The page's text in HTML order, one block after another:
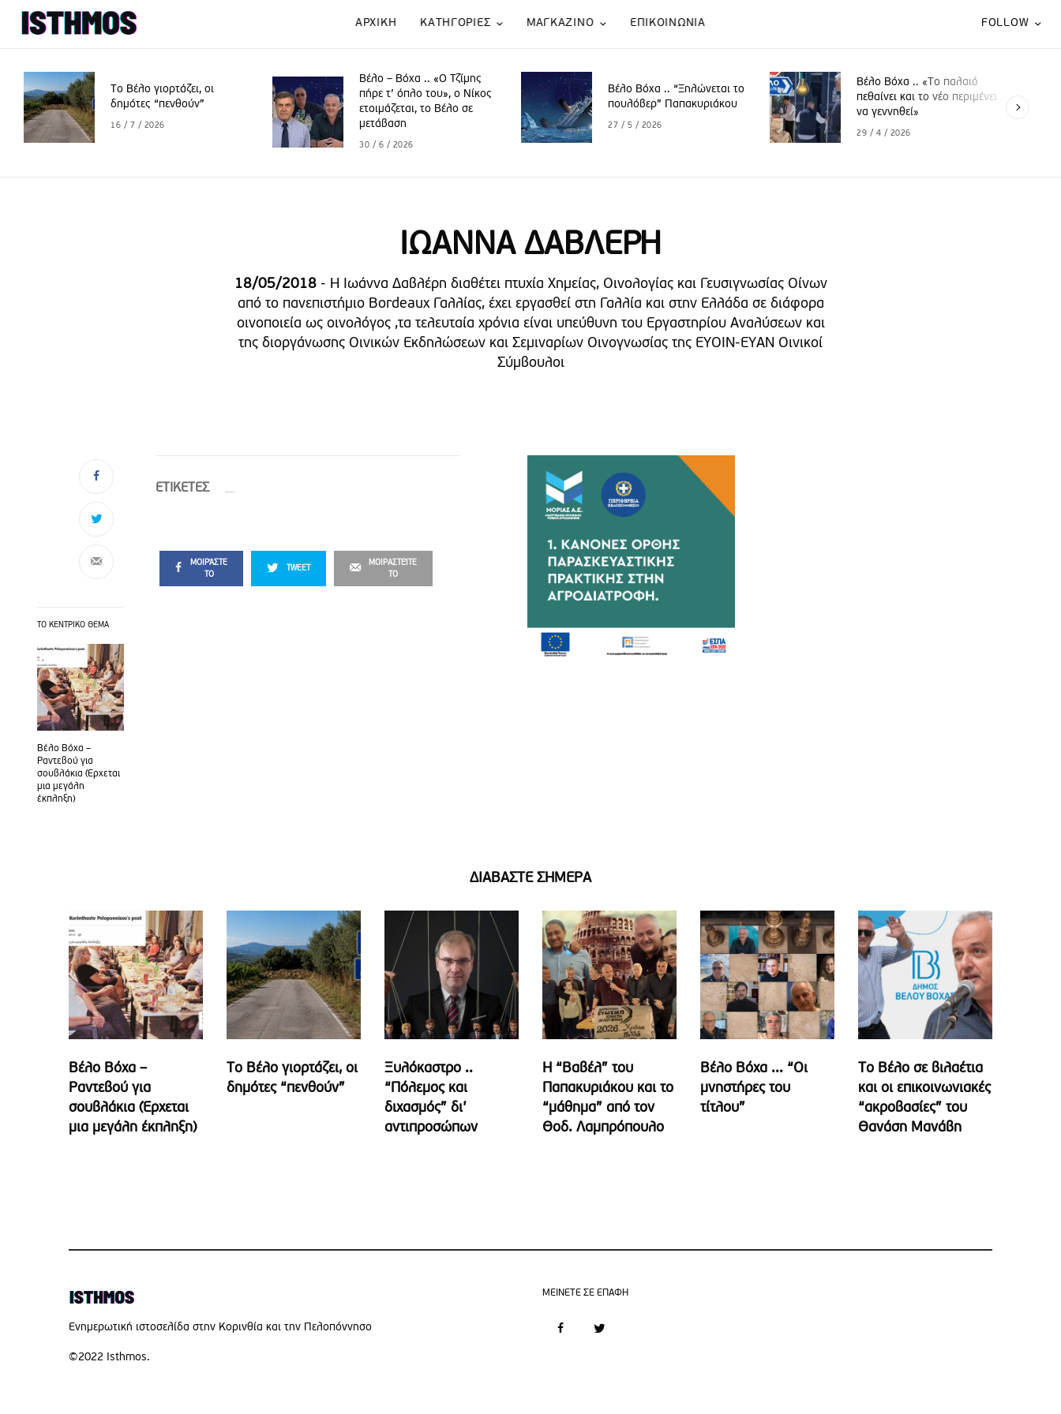
ΑΡΧΙΚΗ KATΗΓΟΡΙΕΣ ΜΑΓΚΑΖΙΝΟ ΕΠΙΚΟΙΝΩΝΙΑ FOLLOW
Το Βέλο γιορτάζει, οι
δημότες “πενθούν”
16 / 7 / 2026
Βέλο – Βόχα .. «Ο Τζίμης
πήρε τ’ όπλο του», o Νίκος
ετοιμάζεται, το Βέλο σε
μετάβαση
30 / 6 / 2026
Βέλο Βόχα .. “Ξηλώνεται το
πουλόβερ” Παπακυριάκου
27 / 5 / 2026
Βέλο Βόχα .. «Το παλαιό
πεθαίνει και το νέο περιμένει
να γεννηθεί»
29 / 4 / 2026
ΙΩΑΝΝΑ ΔΑΒΛΕΡΗ
18/05/2018- Η Ιωάννα Δαβλέρη διαθέτει πτυχία Χημείας, Οινολογίας και Γευσιγνωσίας Οίνων
από το πανεπιστήμιο Βordeaux Γαλλίας, έχει εργασθεί στη Γαλλία και στην Ελλάδα σε διάφορα
οινοποιεία ως οινολόγος ,τα τελευταία χρόνια είναι υπεύθυνη του Εργαστηρίου Αναλύσεων και
της διοργάνωσης Οινικών Εκδηλώσεων και Σεμιναρίων Οινογνωσίας της ΕΥΟΙΝ-ΕΥΑΝ Οινικοί
Σύμβουλοι
ΤΟ ΚΕΝΤΡΙΚΟ ΘΕΜΑ
Βέλο Βόχα –
Ραντεβού για
σουβλάκια (Έρχεται
μια μεγάλη
έκπληξη)
ETIΚΕΤΕΣ
ΜΟΙΡΆΣΤΕ
ΤΟ
TWEET
ΜΟΙΡΑΣΤΕΊΤΕ
ΤΟ
ΔΙΑΒΑΣΤΕ ΣΗΜΕΡΑ
Βέλο Βόχα –
Ραντεβού για
σουβλάκια (Έρχεται
μια μεγάλη έκπληξη)
Το Βέλο γιορτάζει, οι
δημότες “πενθούν”
Ξυλόκαστρο ..
“Πόλεμος και
διχασμός” δι’
αντιπροσώπων
Η “Βαβέλ” του
Παπακυριάκου και το
“μάθημα” από τον
Θοδ. Λαμπρόπουλο
Βέλο Βόχα ... “Οι
μνηστήρες του
τίτλου”
Το Βέλο σε βιλαέτια
και οι επικοινωνιακές
“ακροβασίες” του
Θανάση Μανάβη
Eνημερωτική ιστοσελίδα στην Κορινθία και την Πελοπόννησο
©2022 Isthmos.
MEINETE ΣΕ ΕΠΑΦΗ